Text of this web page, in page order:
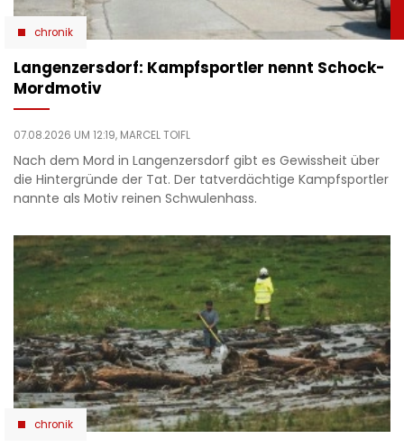
chronik
Langenzersdorf: Kampfsportler nennt Schock-
Mordmotiv
07.08.2026 UM 12:19, MARCEL TOIFL
Nach dem Mord in Langenzersdorf gibt es Gewissheit über
die Hintergründe der Tat. Der tatverdächtige Kampfsportler
nannte als Motiv reinen Schwulenhass.
chronik